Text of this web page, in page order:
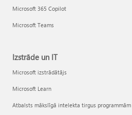
Microsoft 365 Copilot
Microsoft Teams
Izstrāde un IT
Microsoft izstrādātājs
Microsoft Learn
Atbalsts mākslīgā intelekta tirgus programmām